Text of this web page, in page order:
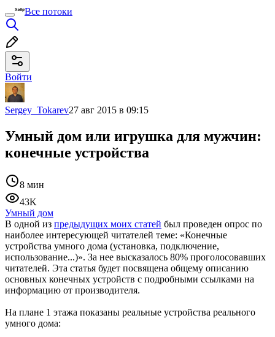
Все потоки
Войти
Sergey_Tokarev27 авг 2015 в 09:15
Умный дом или игрушка для мужчин:
конечные устройства
8 мин
43K
Умный дом
В одной из предыдущих моих статей был проведен опрос по
наиболее интересующей читателей теме: «Конечные
устройства умного дома (установка, подключение,
использование...)». За нее высказалось 80% проголосовавших
читателей. Эта статья будет посвящена общему описанию
основных конечных устройств с подробными ссылками на
информацию от производителя.
На плане 1 этажа показаны реальные устройства реального
умного дома: